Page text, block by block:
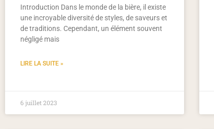
Introduction Dans le monde de la bière, il existe
une incroyable diversité de styles, de saveurs et
de traditions. Cependant, un élément souvent
négligé mais
LIRE LA SUITE »
6 juillet 2023